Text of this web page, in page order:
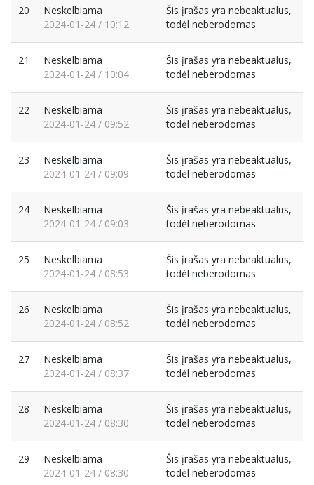
20
Neskelbiama
2024-01-24 / 10:12
Šis įrašas yra nebeaktualus,
todėl neberodomas
21
Neskelbiama
2024-01-24 / 10:04
Šis įrašas yra nebeaktualus,
todėl neberodomas
22
Neskelbiama
2024-01-24 / 09:52
Šis įrašas yra nebeaktualus,
todėl neberodomas
23
Neskelbiama
2024-01-24 / 09:09
Šis įrašas yra nebeaktualus,
todėl neberodomas
24
Neskelbiama
2024-01-24 / 09:03
Šis įrašas yra nebeaktualus,
todėl neberodomas
25
Neskelbiama
2024-01-24 / 08:53
Šis įrašas yra nebeaktualus,
todėl neberodomas
26
Neskelbiama
2024-01-24 / 08:52
Šis įrašas yra nebeaktualus,
todėl neberodomas
27
Neskelbiama
2024-01-24 / 08:37
Šis įrašas yra nebeaktualus,
todėl neberodomas
28
Neskelbiama
2024-01-24 / 08:30
Šis įrašas yra nebeaktualus,
todėl neberodomas
29
Neskelbiama
2024-01-24 / 08:30
Šis įrašas yra nebeaktualus,
todėl neberodomas